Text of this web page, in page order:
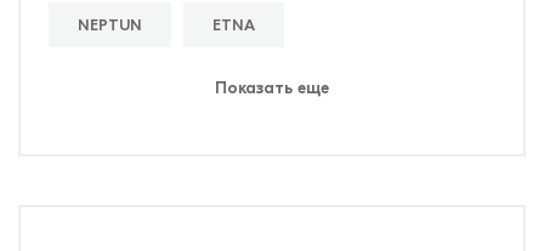
NEPTUN ETNA
Показать еще